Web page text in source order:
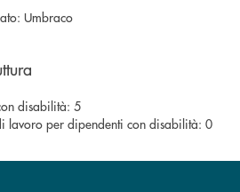
Umbraco
disabilità: 5
lavoro per dipendenti con disabilità: 0